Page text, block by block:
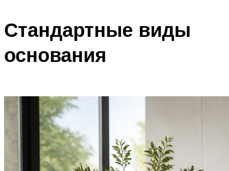
Стандартные виды
основания